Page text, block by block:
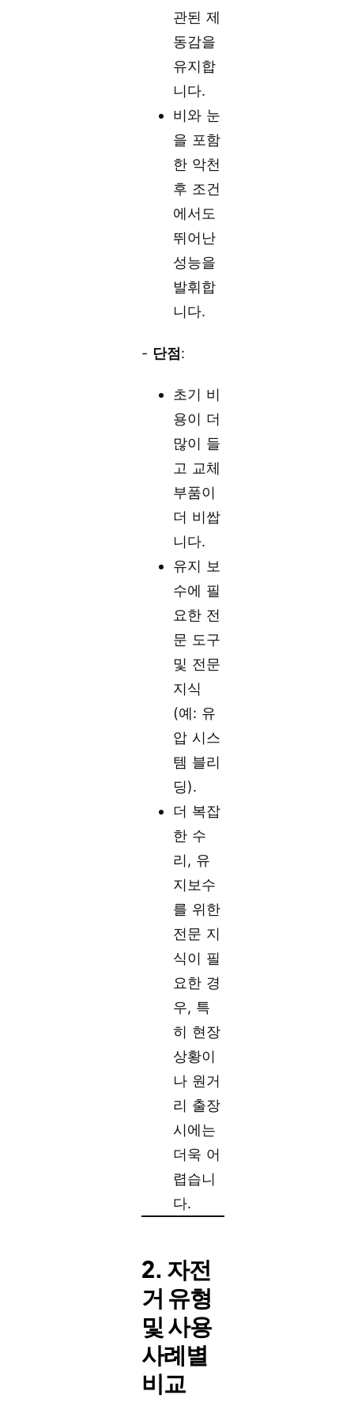
관된 제
동감을
유지합
니다.
비와 눈
을 포함
한 악천
후 조건
에서도
뛰어난
성능을
발휘합
니다.
- 단점:
초기 비
용이 더
많이 들
고 교체
부품이
더 비쌉
니다.
유지 보
수에 필
요한 전
문 도구
및 전문
지식
(예: 유
압 시스
템 블리
딩).
더 복잡
한 수
리, 유
지보수
를 위한
전문 지
식이 필
요한 경
우, 특
히 현장
상황이
나 원거
리 출장
시에는
더욱 어
렵습니
다.
2. 자전
거 유형
및 사용
사례별
비교